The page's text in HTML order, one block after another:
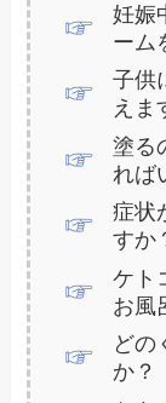
妊娠
ーム
子供
えま
塗る
れば
症状
すか
ケト
お風
どの
か？